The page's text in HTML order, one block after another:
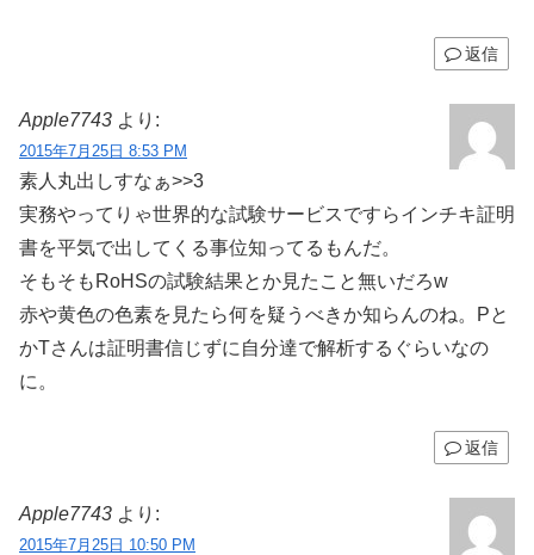
返信
Apple7743 より:
2015年7月25日 8:53 PM
素人丸出しすなぁ>>3
実務やってりゃ世界的な試験サービスですらインチキ証明
書を平気で出してくる事位知ってるもんだ。
そもそもRoHSの試験結果とか見たこと無いだろw
赤や黄色の色素を見たら何を疑うべきか知らんのね。Pと
かTさんは証明書信じずに自分達で解析するぐらいなの
に。
返信
Apple7743 より:
2015年7月25日 10:50 PM